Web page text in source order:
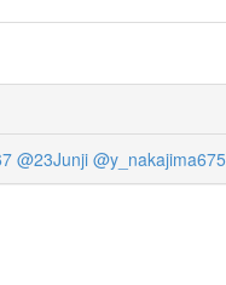
@23Junji @y_nakajima675